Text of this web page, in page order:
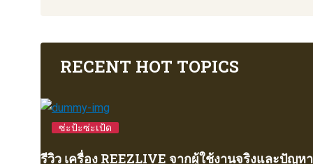
RECENT HOT TOPICS
ซ่ะป้ะซ่ะเป้ด
รีวิว เครื่อง REEZLIVE จากผู้ใช้งานจริงและปัญหา